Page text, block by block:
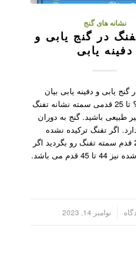
نشانه های گنج
در گنج یابی و
دفینه یابی
گنج یابی و دفینه یابی بیان
کننده چیست؟ تا 25 قدمی سمته نشانه تفنگ
طبیعی باشید. گنج به دوران
اگر تفنگ ترکیده نشده
باشد 25 تا 27 قدم سمته تفنگ رو بگردید اگر
تفنگ ترکیده شده نیز 44 تا 45 قدم می باشد.
نوامبر 14, 2023